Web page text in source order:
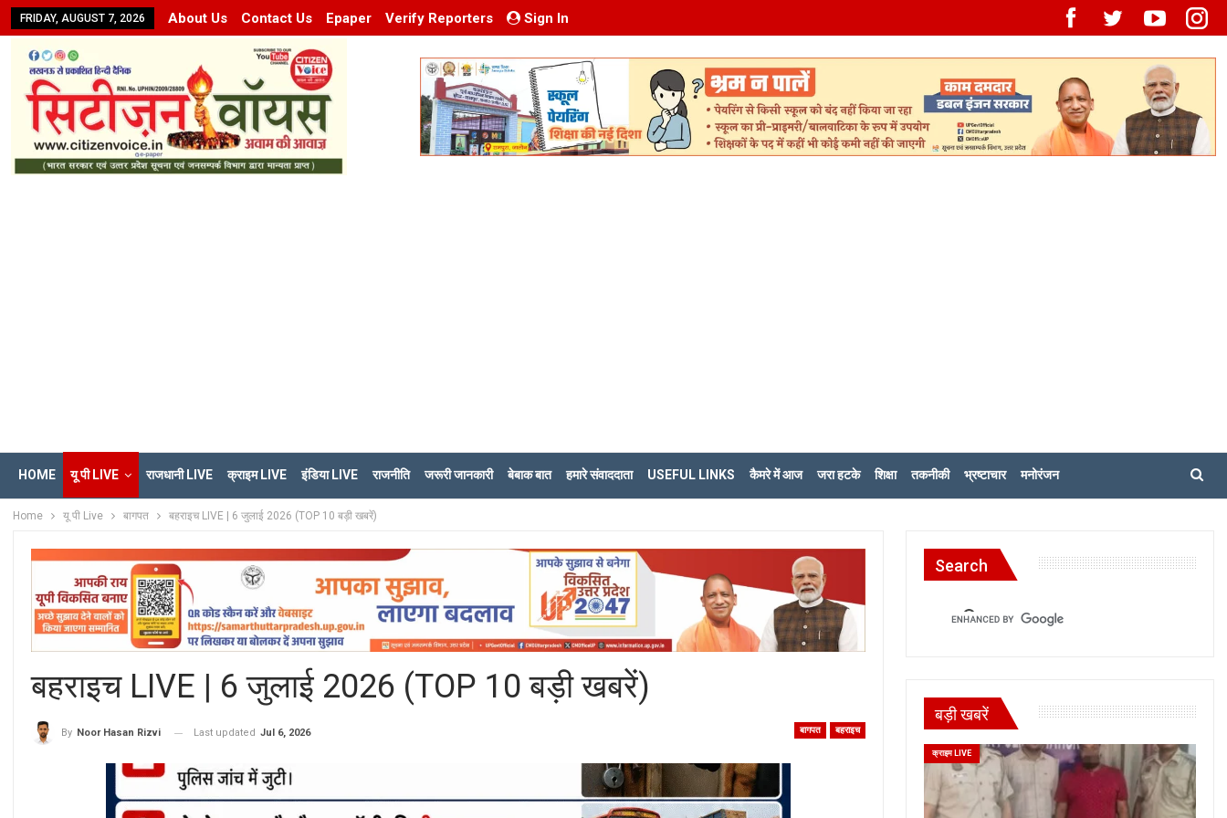
FRIDAY, AUGUST 7, 2026 About Us Contact Us Epaper Verify Reporters Sign In
HOME यू पी LIVE राजधानी LIVE क्राइम LIVE इंडिया LIVE राजनीति जरूरी जानकारी बेबाक बात हमारे संवाददाता USEFUL LINKS कैमरे में आज जरा हटके शिक्षा तकनीकी भ्रष्टाचार मनोरंजन
Home यू पी Live बागपत बहराइच LIVE | 6 जुलाई 2026 (TOP 10 बड़ी खबरें)
बहराइच LIVE | 6 जुलाई 2026 (TOP 10 बड़ी खबरें)
बागपत बहराइच
By Noor Hasan Rizvi Last updated Jul 6, 2026
Search
बड़ी खबरें
क्राइम LIVE